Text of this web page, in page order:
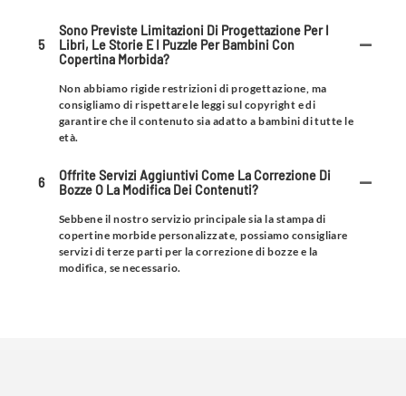
5
Sono Previste Limitazioni Di Progettazione Per I
Libri, Le Storie E I Puzzle Per Bambini Con
Copertina Morbida?
Non abbiamo rigide restrizioni di progettazione, ma
consigliamo di rispettare le leggi sul copyright e di
garantire che il contenuto sia adatto a bambini di tutte le
età.
6
Offrite Servizi Aggiuntivi Come La Correzione Di
Bozze O La Modifica Dei Contenuti?
Sebbene il nostro servizio principale sia la stampa di
copertine morbide personalizzate, possiamo consigliare
servizi di terze parti per la correzione di bozze e la
modifica, se necessario.